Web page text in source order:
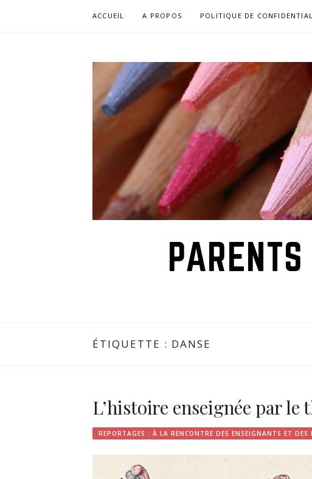
ACCUEIL A PROPOS POLITIQUE DE
ÉTIQUETTE : DANSE
L’histoire enseignée par le
REPORTAGES : À LA RENCONTRE DES ENSEIGNANTS ET DES